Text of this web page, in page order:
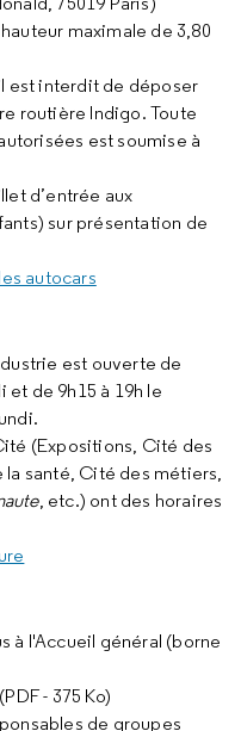
maximale de 3,80
est interdit de déposer
routière Indigo. Toute
est soumise à
d’entrée aux
sur présentation de
autocars
est ouverte de
et de 9h15 à 19h le
(Expositions, Cité des
santé, Cité des métiers,
, etc.) ont des horaires
à l'Accueil général (borne
(PDF - 375 Ko)
de groupes